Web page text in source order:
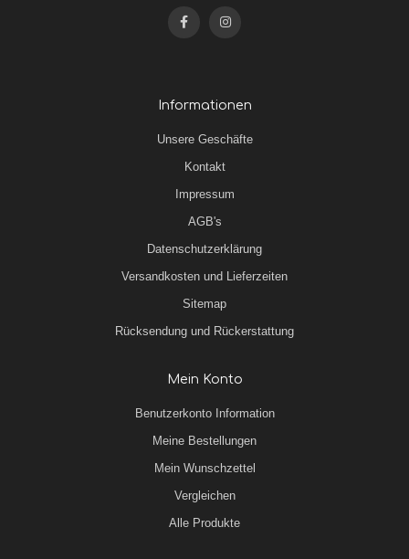
Informationen
Unsere Geschäfte
Kontakt
Impressum
AGB's
Datenschutzerklärung
Versandkosten und Lieferzeiten
Sitemap
Rücksendung und Rückerstattung
Mein Konto
Benutzerkonto Information
Meine Bestellungen
Mein Wunschzettel
Vergleichen
Alle Produkte